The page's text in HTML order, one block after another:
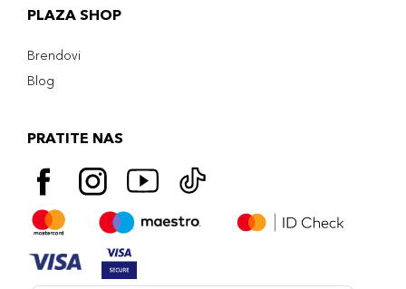
PLAZA SHOP
Brendovi
Blog
PRATITE NAS